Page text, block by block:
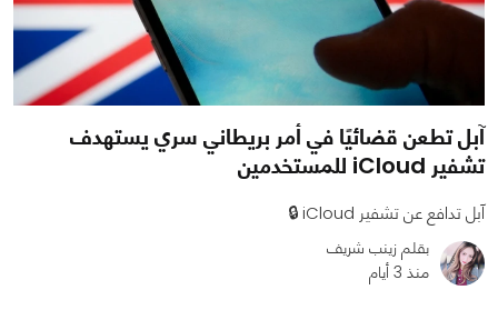
آبل تطعن قضائيًا في أمر بريطاني سري يستهدف
تشفير iCloud للمستخدمين
آبل تدافع عن تشفير iCloud 🔒
بقلم زينب شريف
منذ 3 أيام